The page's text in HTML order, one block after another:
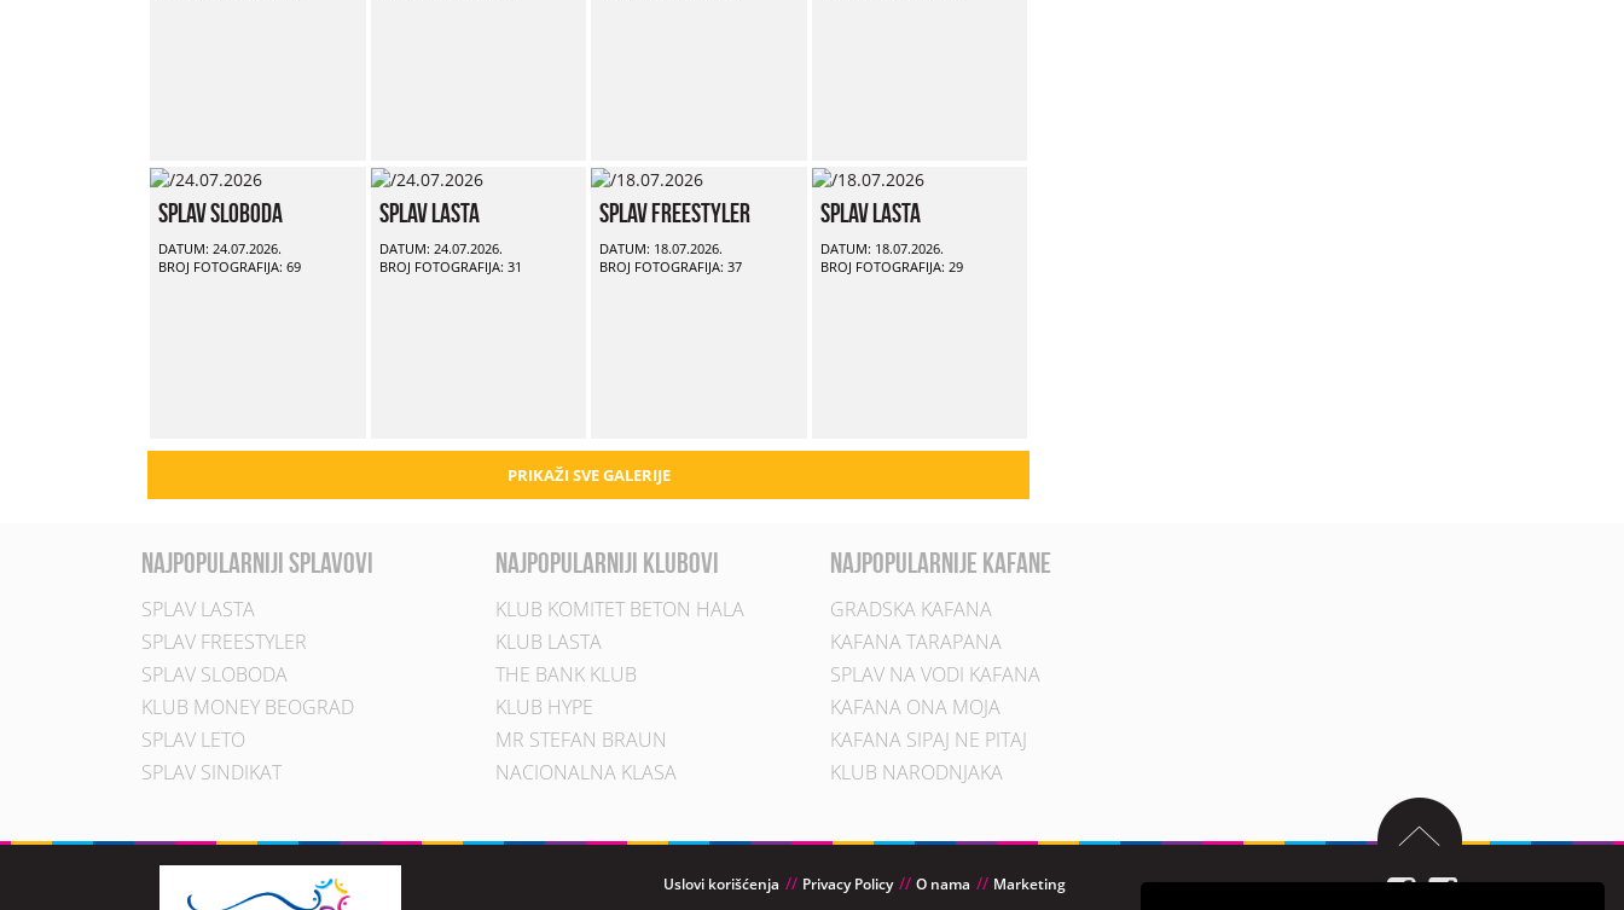
Splav Sloboda
DATUM: 24.07.2026.
BROJ FOTOGRAFIJA: 69
Splav Lasta
DATUM: 24.07.2026.
BROJ FOTOGRAFIJA: 31
Splav Freestyler
DATUM: 18.07.2026.
BROJ FOTOGRAFIJA: 37
Splav Lasta
DATUM: 18.07.2026.
BROJ FOTOGRAFIJA: 29
PRIKAŽI SVE GALERIJE
najpopularniji splavovi
SPLAV LASTA
SPLAV FREESTYLER
SPLAV SLOBODA
KLUB MONEY BEOGRAD
SPLAV LETO
SPLAV SINDIKAT
najpopularniji klubovi
KLUB KOMITET BETON HALA
KLUB LASTA
THE BANK KLUB
KLUB HYPE
MR STEFAN BRAUN
NACIONALNA KLASA
najpopularnije kafane
GRADSKA KAFANA
KAFANA TARAPANA
SPLAV NA VODI KAFANA
KAFANA ONA MOJA
KAFANA SIPAJ NE PITAJ
KLUB NARODNJAKA
Uslovi korišćenja Privacy Policy O nama Marketing